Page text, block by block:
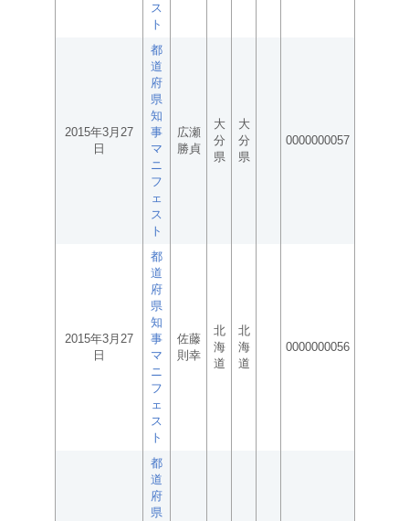
ス
ト
2015年3月27
日
都
道
府
県
知
事
マ
ニ
フ
ェ
ス
ト
広瀬
勝貞
大
分
県
大
分
県
0000000057
2015年3月27
日
都
道
府
県
知
事
マ
ニ
フ
ェ
ス
ト
佐藤
則幸
北
海
道
北
海
道
0000000056
都
道
府
県